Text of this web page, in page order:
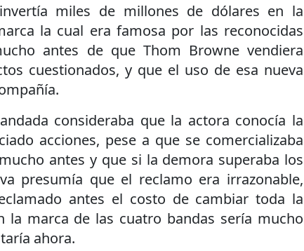
miles de millones de dólares en la
la cual era famosa por las reconocidas
antes de que Thom Browne vendiera
cuestionados, y que el uso de esa nueva
consideraba que la actora conocía la
acciones, pese a que se comercializaba
antes y que si la demora superaba los
presumía que el reclamo era irrazonable,
antes el costo de cambiar toda la
la marca de las cuatro bandas sería mucho
ahora.